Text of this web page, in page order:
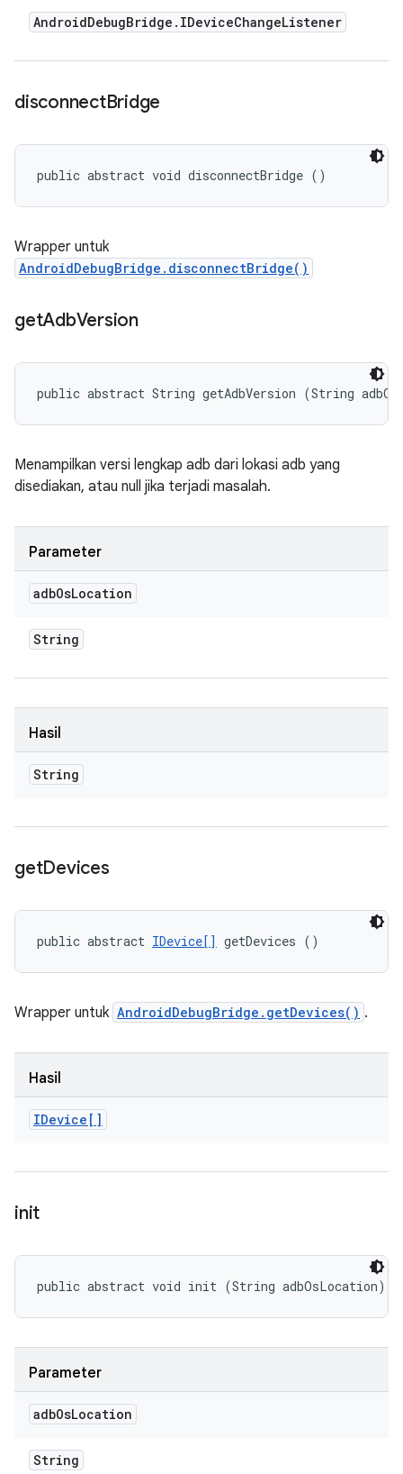
AndroidDebugBridge . IDeviceChangeListener
disconnectBridge
public abstract void disconnectBridge ()
Wrapper untuk
AndroidDebugBridge.disconnectBridge()
getAdbVersion
public abstract String getAdbVersion (String
Menampilkan versi lengkap adb dari lokasi adb yang
disediakan, atau null jika terjadi masalah.
Parameter
adbOsLocation
String
Hasil
String
getDevices
public abstract IDevice[] getDevices ()
Wrapper untuk AndroidDebugBridge.getDevices() .
Hasil
IDevice[]
init
public abstract void init (String adbOsLocation)
Parameter
adbOsLocation
String